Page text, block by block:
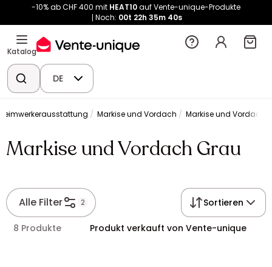
-10% ab CHF 400 mit HEAT10auf Vente-unique-Produkte
Noch: 00t 22h 35m 40s
Katalog
DE
Heimwerkerausstattung Markise und Vordach Markise und Vordach
Markise und Vordach Grau
Alle Filter 2 Sortieren
8 Produkte Produkt verkauft von Vente-unique